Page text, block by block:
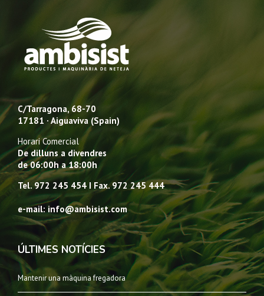
C/Tarragona, 68-70
17181 · Aiguaviva (Spain)
Horari Comercial
De dilluns a divendres
de 06:00h a 18:00h
Tel. 972 245 454 I Fax. 972 245 444
e-mail: info@ambisist.com
ÚLTIMES NOTÍCIES
Mantenir una màquina fregadora